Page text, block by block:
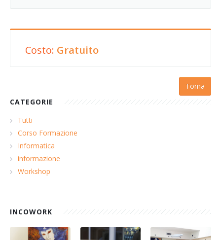
Costo: Gratuito
Torna
CATEGORIE
Tutti
Corso Formazione
Informatica
informazione
Workshop
INCOWORK